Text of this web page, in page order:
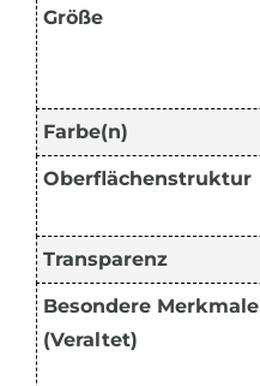
Größe
Farbe(n)
Oberflächenstruktur
Transparenz
Besondere Merkmale
(Veraltet)